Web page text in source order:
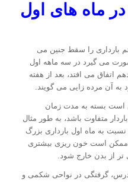
ماه های اول
بارداری را سقط جنین می
صورت می گیرد در سه ماهه اول
اتفاق می افتد، بعد از هفته
به آن مرده زایی می گویند.
است بسته به مدت زمان
متفاوت باشد، به طور مثال
به ماه اول بارداری بزرگ
است خون ریزی بیشتری
از بدن خارج شود.
گرفتگی در نواحی شکمی و